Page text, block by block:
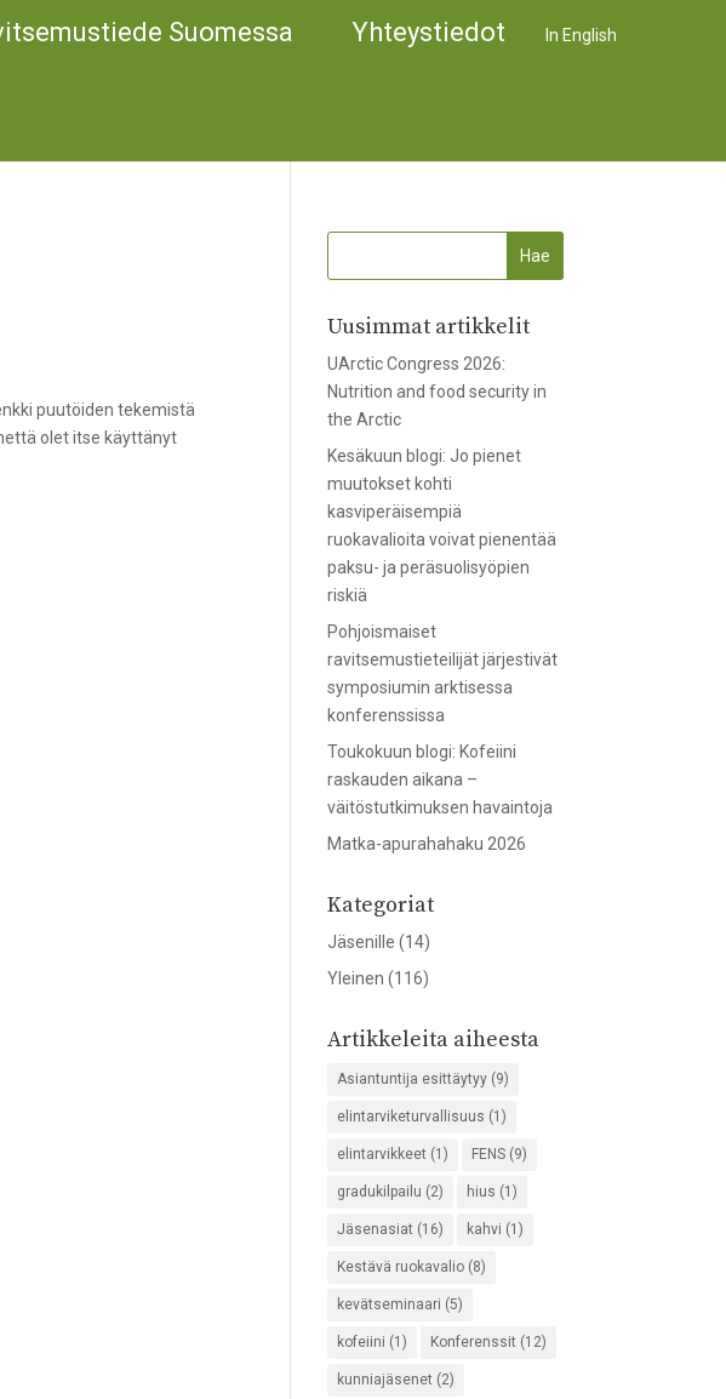
Suomessa Yhteystiedot In English
puutöiden tekemistä
olet itse käyttänyt
Uusimmat artikkelit
UArctic Congress 2026:
Nutrition and food security in
the Arctic
Kesäkuun blogi: Jo pienet
muutokset kohti
kasviperäisempiä
ruokavalioita voivat pienentää
paksu- ja peräsuolisyöpien
riskiä
Pohjoismaiset
ravitsemustieteilijät järjestivät
symposiumin arktisessa
konferenssissa
Toukokuun blogi: Kofeiini
raskauden aikana –
väitöstutkimuksen havaintoja
Matka-apurahahaku 2026
Kategoriat
Jäsenille (14)
Yleinen (116)
Artikkeleita aiheesta
Asiantuntija esittäytyy (9)
elintarviketurvallisuus (1)
elintarvikkeet (1) FENS (9)
gradukilpailu (2) hius (1)
Jäsenasiat (16) kahvi (1)
Kestävä ruokavalio (8)
kevätseminaari (5)
kofeiini (1) Konferenssit (12)
kunniajäsenet (2)